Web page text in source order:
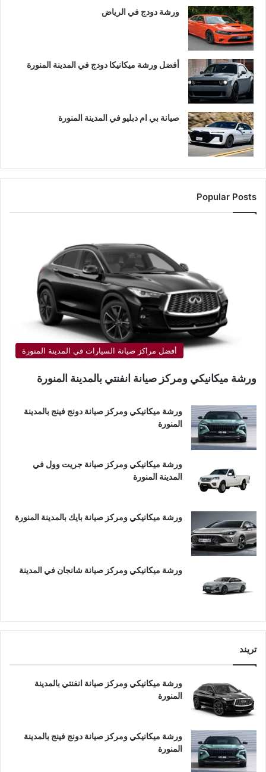
ورشة دودج في الرياض
أفضل ورشة ميكانيكا دودج في المدينة المنورة
صيانة بي ام دبليو في المدينة المنورة
Popular Posts
أفضل مراكز صيانة السيارات في المدينة المنورة
ورشة ميكانيكي ومركز صيانة انفنتي بالمدينة المنورة
ورشة ميكانيكي ومركز صيانة دونج فينج بالمدينة
المنورة
ورشة ميكانيكي ومركز صيانة جريت وول في
المدينة المنورة
ورشة ميكانيكي ومركز صيانة بايك بالمدينة المنورة
ورشة ميكانيكي ومركز صيانة شانجان في المدينة
تريند
ورشة ميكانيكي ومركز صيانة انفنتي بالمدينة
المنورة
ورشة ميكانيكي ومركز صيانة دونج فينج بالمدينة
المنورة